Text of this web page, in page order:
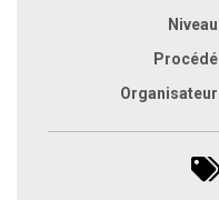
Niveau
Procédé
Organisateur